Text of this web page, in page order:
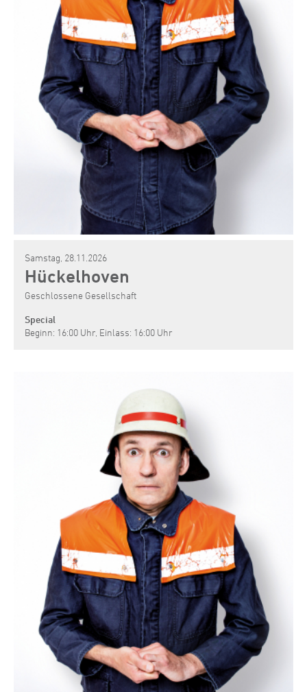
Samstag, 28.11.2026
Hückelhoven
Geschlossene Gesellschaft
Special
Beginn: 16:00 Uhr, Einlass: 16:00 Uhr